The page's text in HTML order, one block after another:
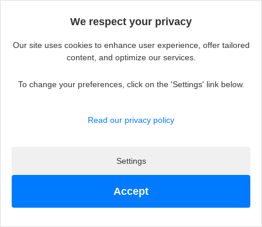
Products
We respect your privacy
Our site uses cookies to enhance user experience, offer tailored
content, and optimize our services.
To change your preferences, click on the 'Settings' link below.
Read our privacy policy
Settings
Accept